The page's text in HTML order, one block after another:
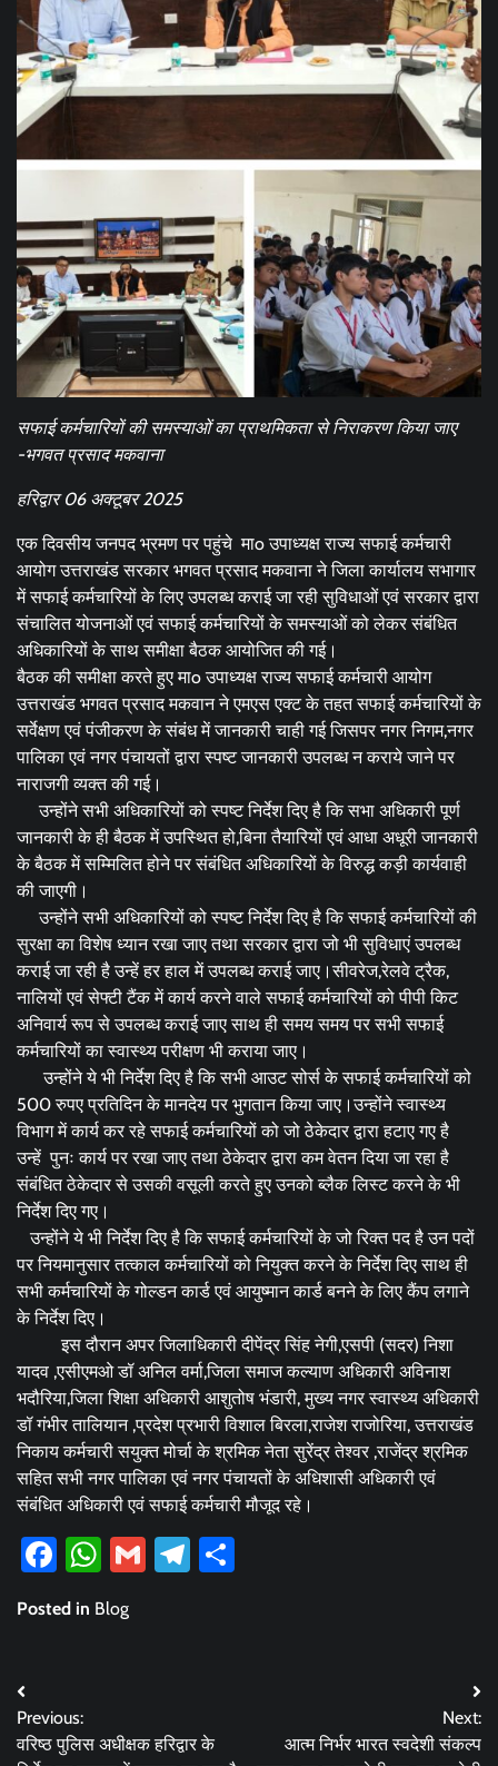
सफाई कर्मचारियों की समस्याओं का प्राथमिकता से निराकरण किया जाए
-भगवत प्रसाद मकवाना
हरिद्वार 06 अक्टूबर 2025
एक दिवसीय जनपद भ्रमण पर पहुंचे माo उपाध्यक्ष राज्य सफाई कर्मचारी
आयोग उत्तराखंड सरकार भगवत प्रसाद मकवाना ने जिला कार्यालय सभागार
में सफाई कर्मचारियों के लिए उपलब्ध कराई जा रही सुविधाओं एवं सरकार द्वारा
संचालित योजनाओं एवं सफाई कर्मचारियों के समस्याओं को लेकर संबंधित
अधिकारियों के साथ समीक्षा बैठक आयोजित की गई।
बैठक की समीक्षा करते हुए माo उपाध्यक्ष राज्य सफाई कर्मचारी आयोग
उत्तराखंड भगवत प्रसाद मकवान ने एमएस एक्ट के तहत सफाई कर्मचारियों के
सर्वेक्षण एवं पंजीकरण के संबंध में जानकारी चाही गई जिसपर नगर निगम,नगर
पालिका एवं नगर पंचायतों द्वारा स्पष्ट जानकारी उपलब्ध न कराये जाने पर
नाराजगी व्यक्त की गई।
उन्होंने सभी अधिकारियों को स्पष्ट निर्देश दिए है कि सभा अधिकारी पूर्ण
जानकारी के ही बैठक में उपस्थित हो,बिना तैयारियों एवं आधा अधूरी जानकारी
के बैठक में सम्मिलित होने पर संबंधित अधिकारियों के विरुद्ध कड़ी कार्यवाही
की जाएगी।
उन्होंने सभी अधिकारियों को स्पष्ट निर्देश दिए है कि सफाई कर्मचारियों की
सुरक्षा का विशेष ध्यान रखा जाए तथा सरकार द्वारा जो भी सुविधाएं उपलब्ध
कराई जा रही है उन्हें हर हाल में उपलब्ध कराई जाए।सीवरेज,रेलवे ट्रैक,
नालियों एवं सेफ्टी टैंक में कार्य करने वाले सफाई कर्मचारियों को पीपी किट
अनिवार्य रूप से उपलब्ध कराई जाए साथ ही समय समय पर सभी सफाई
कर्मचारियों का स्वास्थ्य परीक्षण भी कराया जाए।
उन्होंने ये भी निर्देश दिए है कि सभी आउट सोर्स के सफाई कर्मचारियों को
500 रुपए प्रतिदिन के मानदेय पर भुगतान किया जाए।उन्होंने स्वास्थ्य
विभाग में कार्य कर रहे सफाई कर्मचारियों को जो ठेकेदार द्वारा हटाए गए है
उन्हें पुनः कार्य पर रखा जाए तथा ठेकेदार द्वारा कम वेतन दिया जा रहा है
संबंधित ठेकेदार से उसकी वसूली करते हुए उनको ब्लैक लिस्ट करने के भी
निर्देश दिए गए।
उन्होंने ये भी निर्देश दिए है कि सफाई कर्मचारियों के जो रिक्त पद है उन पदों
पर नियमानुसार तत्काल कर्मचारियों को नियुक्त करने के निर्देश दिए साथ ही
सभी कर्मचारियों के गोल्डन कार्ड एवं आयुष्मान कार्ड बनने के लिए कैंप लगाने
के निर्देश दिए।
इस दौरान अपर जिलाधिकारी दीपेंद्र सिंह नेगी,एसपी (सदर) निशा
यादव ,एसीएमओ डॉ अनिल वर्मा,जिला समाज कल्याण अधिकारी अविनाश
भदौरिया,जिला शिक्षा अधिकारी आशुतोष भंडारी, मुख्य नगर स्वास्थ्य अधिकारी
डॉ गंभीर तालियान ,प्रदेश प्रभारी विशाल बिरला,राजेश राजोरिया, उत्तराखंड
निकाय कर्मचारी सयुक्त मोर्चा के श्रमिक नेता सुरेंद्र तेश्वर ,राजेंद्र श्रमिक
सहित सभी नगर पालिका एवं नगर पंचायतों के अधिशासी अधिकारी एवं
संबंधित अधिकारी एवं सफाई कर्मचारी मौजूद रहे।
Facebook
WhatsApp
GmailTelegram
Posted in Blog
Post
navigation
Previous:
वरिष्ठ पुलिस अधीक्षक हरिद्वार के
Next:
आत्म निर्भर भारत स्वदेशी संकल्प